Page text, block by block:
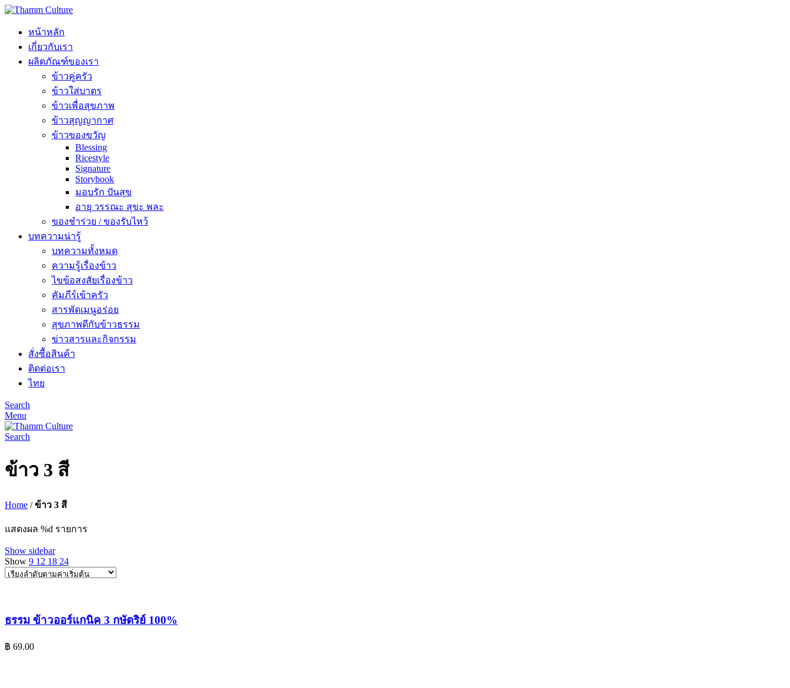
หน้าหลัก
เกี่ยวกับเรา
ผลิตภัณฑ์ของเรา
ข้าวคู่ครัว
ข้าวใส่บาตร
ข้าวเพื่อสุขภาพ
ข้าวสุญญากาศ
ข้าวของขวัญ
Blessing
Ricestyle
Signature
Storybook
มอบรัก ปันสุข
อายุ วรรณะ สุขะ พละ
ของชำร่วย / ของรับไหว้
บทความน่ารู้
บทความทั้งหมด
ความรู้เรื่องข้าว
ไขข้อสงสัยเรื่องข้าว
คัมภีร์เข้าครัว
สารพัดเมนูอร่อย
สุขภาพดีกับข้าวธรรม
ข่าวสารและกิจกรรม
สั่งซื้อสินค้า
ติดต่อเรา
ไทย
Search
Menu
Search
ข้าว 3 สี
Home /ข้าว 3 สี
แสดงผล %d รายการ
Show sidebar
Show 9 12 18 24
ธรรม ข้าวออร์แกนิค 3 กษัตริย์ 100%
฿ 69.00